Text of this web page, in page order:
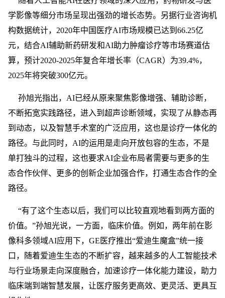
学影像等细分市场呈现出强劲的增长态势。另据行业咨询机
构数据统计，2020年中国医疗AI市场规模已达到66.25亿
元，结合AI辅助新药研发和AI助力肿瘤诊疗等市场赛道估
算，预计2020-2025年复合年增长率（CAGR）为39.4%，
2025年将突破300亿元。
孙旭光指出，AI已经从原来聚焦影像增强、辅助诊断，
不断拓宽实践路径，进入到超声诊断领域，实现了从静态再
到动态，以及智慧手术室的广泛应用，这也是诊疗一体化的
路径。与此同时，AI的运用是走向开放包容的生态，不是
单打独斗的过程，这也要求AI企业布局者需要与更多的生
态合作伙伴、更多的创新企业加强合作，打通生态合作的全
路径。
“有了这个生态以后，我们可以比较直观地看到两方面的
价值。”孙旭光说，一方面，临床价值。例如，两年前在影
像科多领域AI应用下，GE医疗推出“爱迪生魔盒”统一接
口，随着爱迪生生态的不断扩容，越来越多的人工智能技术
与行业场景走向深度融合，加速诊疗一体化能力建设，助力
临床端到端智慧发展，让医疗服务更高效、更灵活、更具互